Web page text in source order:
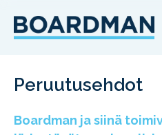
Peruutusehdot
Boardman ja siinä